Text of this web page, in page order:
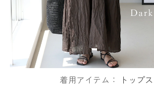
着用アイテム： トップス